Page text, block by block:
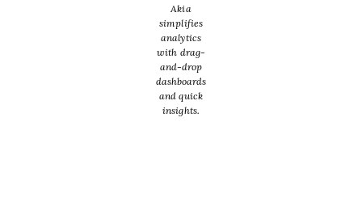
Akia
simplifies
analytics
with drag-
and-drop
dashboards
and quick
insights.